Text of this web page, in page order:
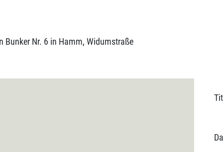
Bunker Nr. 6 in Hamm, Widumstraße